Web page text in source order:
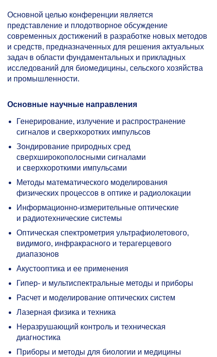
Основной целью конференции является
представление и плодотворное обсуждение
современных достижений в разработке новых методов
и средств, предназначенных для решения актуальных
задач в области фундаментальных и прикладных
исследований для биомедицины, сельского хозяйства
и промышленности.
Основные научные направления
Генерирование, излучение и распространение
сигналов и сверхкоротких импульсов
Зондирование природных сред
сверхширокополосными сигналами
и сверхкороткими импульсами
Методы математического моделирования
физических процессов в оптике и радиолокации
Информационно-измерительные оптические
и радиотехнические системы
Оптическая спектрометрия ультрафиолетового,
видимого, инфракрасного и терагерцевого
диапазонов
Акустооптика и ее применения
Гипер- и мультиспектральные методы и приборы
Расчет и моделирование оптических систем
Лазерная физика и техника
Неразрушающий контроль и техническая
диагностика
Приборы и методы для биологии и медицины